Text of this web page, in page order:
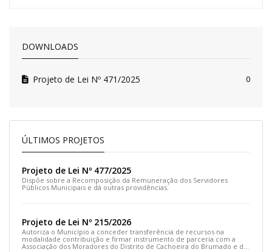
DOWNLOADS
Projeto de Lei Nº 471/2025 0
ÚLTIMOS PROJETOS
Projeto de Lei Nº 477/2025
Dispõe sobre a Recomposição da Remuneração dos Servidores
Públicos Municipais e dá outras providências.
Projeto de Lei Nº 215/2026
Autoriza o Município a conceder transferência de recursos na
modalidade contribuição e firmar instrumento de parceria com a
Associação dos Moradores do Distrito de Cachoeira do Brumado e dá